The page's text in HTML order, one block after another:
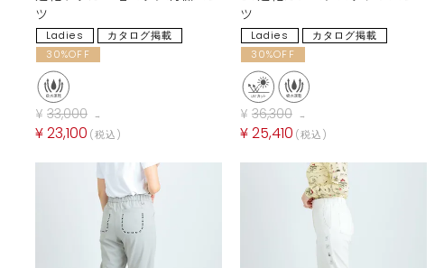
ツ
Ladies
カタログ掲載
30%OFF
¥ 33,000 →
¥23,100 税込
ツ
Ladies
カタログ掲載
30%OFF
¥ 36,300 →
¥25,410 税込